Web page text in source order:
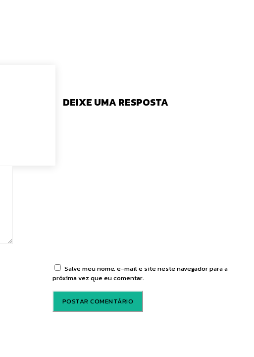
DEIXE UMA RESPOSTA
Salve meu nome, e-mail e site neste navegador para a
próxima vez que eu comentar.